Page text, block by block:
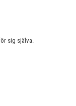
sig själva.